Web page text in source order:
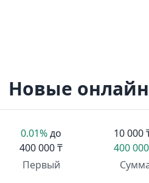
Новые
0.01%до
400 000 ₸
Первый
10 000
400